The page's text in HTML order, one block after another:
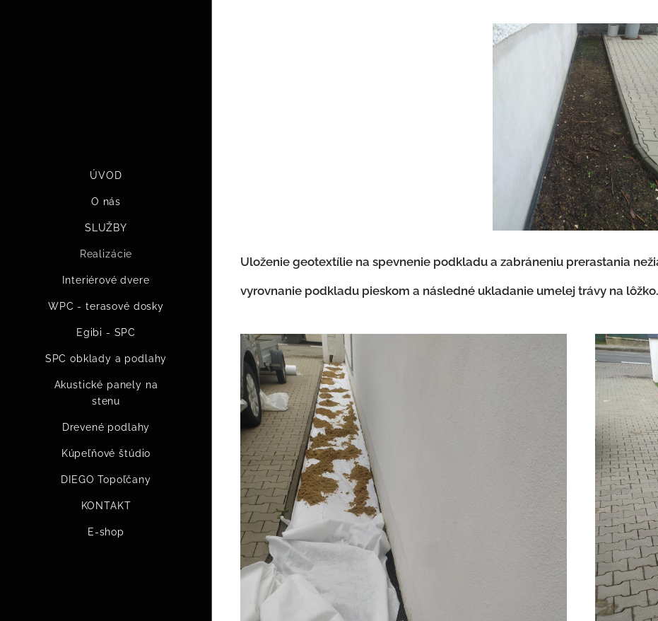
ÚVOD
O nás
SLUŽBY
Realizácie
Interiérové dvere
WPC - terasové dosky
Egibi - SPC
SPC obklady a podlahy
Akustické panely na
stenu
Drevené podlahy
Kúpeľňové štúdio
DIEGO Topoľčany
KONTAKT
E-shop
Uloženie geotextílie na spevnenie podkladu a zabráneniu prerastania
vyrovnanie podkladu pieskom a následné ukladanie umelej trávy na lôžko.